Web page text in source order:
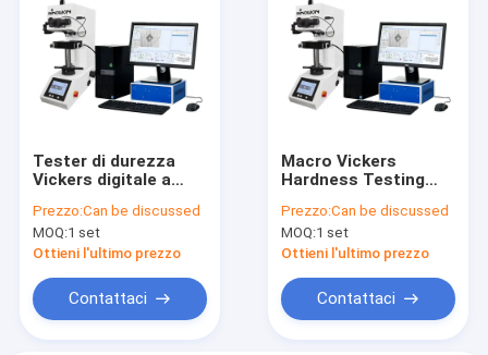
Tester di durezza
Vickers digitale a
Prezzo:Can be discussed
MOQ:1 set
Ottieni l'ultimo prezzo
Contattaci
Macro Vickers
Hardness Testing
Prezzo:Can be discussed
MOQ:1 set
Ottieni l'ultimo prezzo
Contattaci